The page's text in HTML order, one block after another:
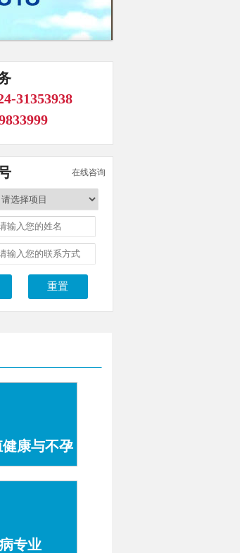
31353938
在线咨询
康与不孕
专业